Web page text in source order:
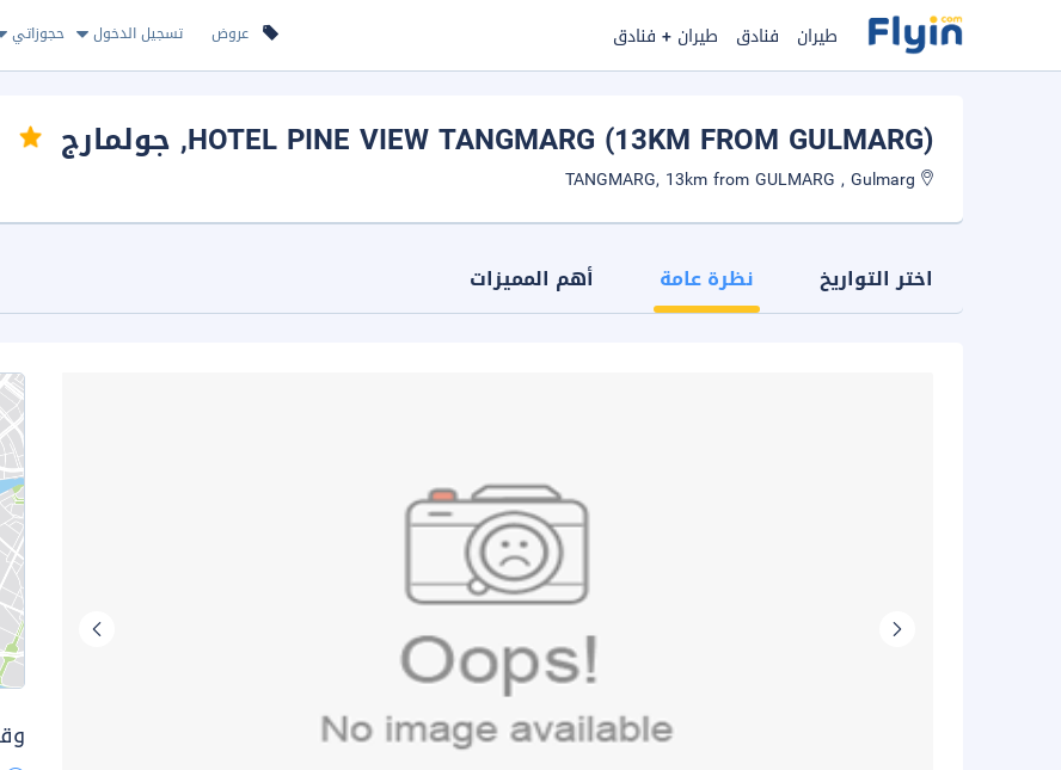
عروض تسجيل الدخول حجوزاتي طيران فنادق طيران + فنادق
HOTEL PINE VIEW TANGMARG (13KM FROM GULMARG), جولمارج
اختر التواريخ نظرة عامة أهم المميزات